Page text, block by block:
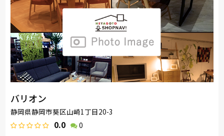
バリオン
静岡県静岡市葵区山崎1丁目20-3
0.0 0